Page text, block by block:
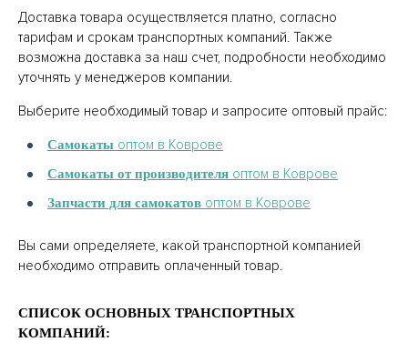
Доставка товара осуществляется платно, согласно
тарифам и срокам транспортных компаний. Также
возможна доставка за наш счет, подробности необходимо
уточнять у менеджеров компании.
Выберите необходимый товар и запросите оптовый прайс:
Самокаты оптом в Коврове
Самокаты от производителя оптом в Коврове
Запчасти для самокатов оптом в Коврове
Вы сами определяете, какой транспортной компанией
необходимо отправить оплаченный товар.
СПИСОК ОСНОВНЫХ ТРАНСПОРТНЫХ
КОМПАНИЙ: